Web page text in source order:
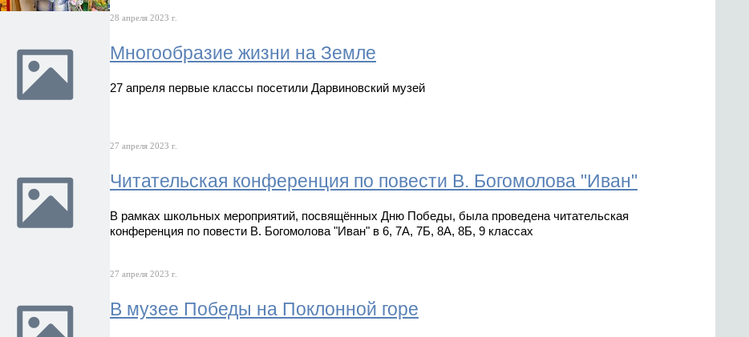
28 апреля 2023 г.
Многообразие жизни на Земле
27 апреля первые классы посетили Дарвиновский музей
27 апреля 2023 г.
Читательская конференция по повести В. Богомолова "Иван"
В рамках школьных мероприятий, посвящённых Дню Победы, была проведена читательская
конференция по повести В. Богомолова "Иван" в 6, 7А, 7Б, 8А, 8Б, 9 классах
27 апреля 2023 г.
В музее Победы на Поклонной горе